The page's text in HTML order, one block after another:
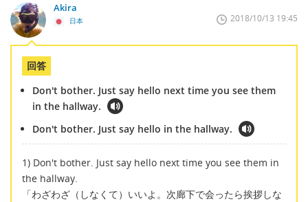
Akira
日本 2018/10/13 19:45
回答
Don't bother. Just say hello next time you see them
in the hallway.
Don't bother. Just say hello in the hallway.
1) Don't bother. Just say hello next time you see them in
the hallway.
「わざわざ（しなくて）いいよ。次廊下で会ったら挨拶しな